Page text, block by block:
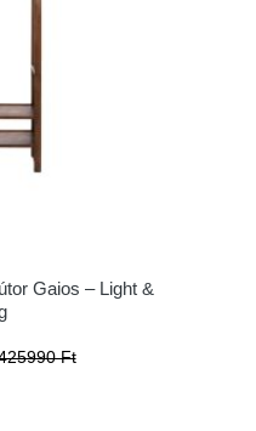
Gaios – Light &
Ft